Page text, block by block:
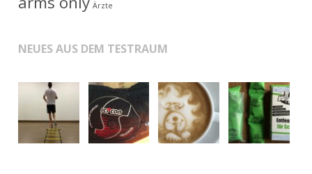
Ärzte
NEUES AUS DEM TESTRAUM